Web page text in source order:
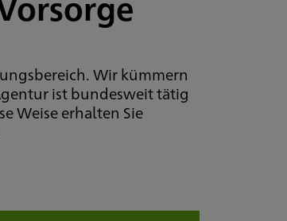
Wir kümmern
ist bundesweit tätig
Weise erhalten Sie